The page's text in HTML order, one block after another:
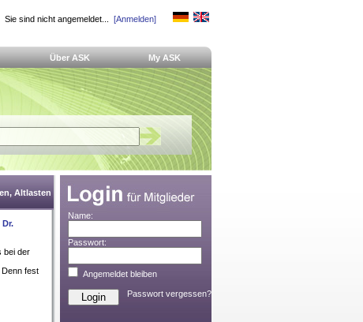
Sie sind nicht angemeldet... [Anmelden]
Über ASK My ASK
Altlasten
bei der
fest
Name:
Passwort:
Angemeldet bleiben
Passwort vergessen?